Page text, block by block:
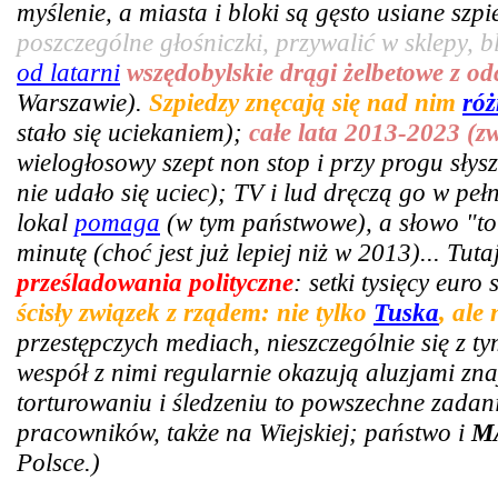
myślenie, a miasta i bloki są gęsto usiane
poszczególne głośniczki, przywalić w sklepy,
od latarni wszędobylskie drągi żelbetowe z
Warszawie). Szpiedzy znęcają się nad nim
stało się uciekaniem); całe lata 2013-2023
wielogłosowy szept non stop i przy progu
nie udało się uciec); TV i lud dręczą go w
lokal pomaga (w tym państwowe), a słowo
minutę (choć jest już lepiej niż w 2013)...
prześladowania polityczne: setki tysięcy euro
ścisły związek z rządem: nie tylko Tuska, ale
przestępczych mediach, nieszczególnie się
wespół z nimi regularnie okazują aluzjami
torturowaniu i śledzeniu to powszechne
pracowników, także na Wiejskiej; państwo i
Polsce.)